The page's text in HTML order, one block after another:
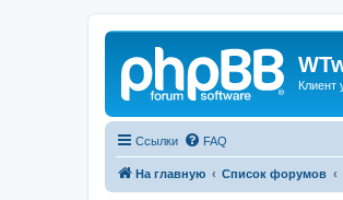
Клиент
Ссылки FAQ
На главную Список форумов